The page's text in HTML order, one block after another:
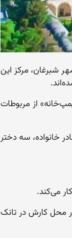
شبرغان، مرکز این
۲۴ ثور) در منطقه‌ی «پمپ‌خانه» از مربوطات
خانواده، سه دختر
می‌کند.
محل کارش در تانک